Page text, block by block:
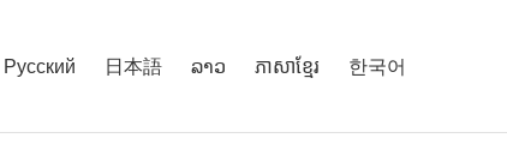
Русский 日本語 ລາວ ភាសាខ្មែរ 한국어